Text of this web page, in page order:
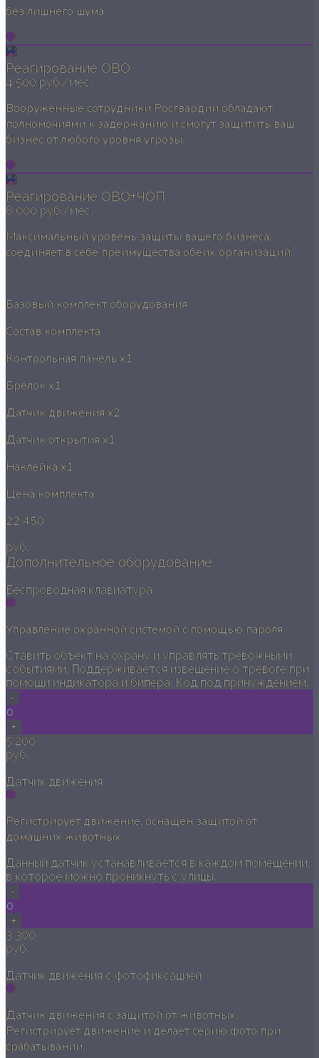
без лишнего шума.
Реагирование ОВО
4 500 руб./мес.
Вооруженные сотрудники Росгвардии обладают
полномочиями к задержанию и смогут защитить ваш
бизнес от любого уровня угрозы.
Реагирование ОВО+ЧОП
8 000 руб./мес.
Максимальный уровень защиты вашего бизнеса,
соединяет в себе преимущества обеих организаций.
Базовый комплект оборудования
Состав комплекта
Контрольная панель x1
Брелокx1
Датчик движения x2
Датчик открытия x1
Наклейка x1
Цена комплекта
22 450
руб.
Дополнительное оборудование
Беспроводная клавиатура
Управление охранной системой с помощью пароля.
Ставить объект на охрану и управлять тревожными
событиями. Поддерживается извещение о тревоге при
помощи индикатора и бипера. Код под принуждением.
-
0
+
5 200
руб.
Датчик движения
Регистрирует движение, оснащен защитой от
домашних животных.
Данный датчик устанавливается в каждом помещении,
в которое можно проникнуть с улицы.
-
0
+
3 300
руб.
Датчик движения с фотофиксацией
Датчик движения с защитой от животных.
Регистрирует движение и делает серию фото при
срабатывании.